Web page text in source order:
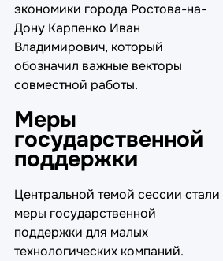
экономики города Ростова-на-
Дону Карпенко Иван
Владимирович, который
обозначил важные векторы
совместной работы.
Меры
государственной
поддержки
Центральной темой сессии стали
меры государственной
поддержки для малых
технологических компаний.